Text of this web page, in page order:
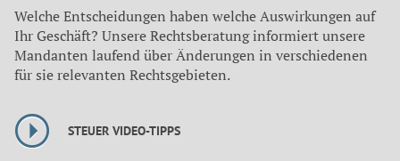
Welche Entscheidungen haben welche Auswirkungen auf
Ihr Geschäft? Unsere Rechtsberatung informiert unsere
Mandanten laufend über Änderungen in verschiedenen
für sie relevanten Rechtsgebieten.
STEUER VIDEO-TIPPS